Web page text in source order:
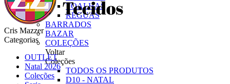
TOALHAS
RÉGUAS
BARRADOS
BAZAR
COLEÇÕES
Voltar
Coleções
TODOS OS PRODUTOS
D10 - NATAL
Cris Mazzer
Categorias
OUTLET
Natal 2026
Coleções